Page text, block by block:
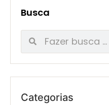
Busca
Categorias